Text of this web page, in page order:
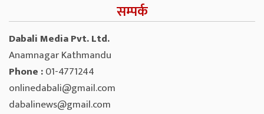
सम्पर्क
Dabali Media Pvt. Ltd.
Anamnagar Kathmandu
Phone :01-4771244
onlinedabali@gmail.com
dabalinews@gmail.com